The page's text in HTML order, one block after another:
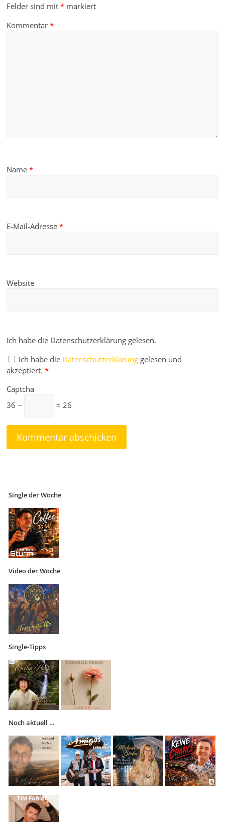
Felder sind mit* markiert
Kommentar*
Name*
E-Mail-Adresse*
Website
Ich habe die Datenschutzerklärung gelesen.
Ich habe die Datenschutzerklärung gelesen und
akzeptiert. *
Captcha
36 −
= 26
Single der Woche
Video der Woche
Single-Tipps
Noch aktuell …